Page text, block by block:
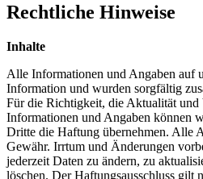
Rechtliche Hinweise
Inhalte
Alle Informationen und Angaben auf
Information und wurden sorgfältig
Für die Richtigkeit, die Aktualität und
Informationen und Angaben können
Dritte die Haftung übernehmen. Alle
Gewähr. Irrtum und Änderungen
jederzeit Daten zu ändern, zu
löschen. Der Haftungsausschluss gilt